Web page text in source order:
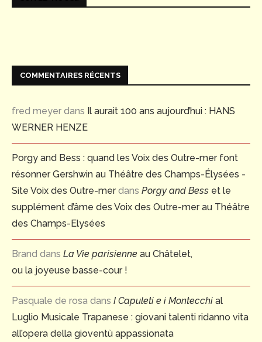
COMMENTAIRES RÉCENTS
fred meyer dans Il aurait 100 ans aujourd’hui : HANS
WERNER HENZE
Porgy and Bess : quand les Voix des Outre-mer font
résonner Gershwin au Théâtre des Champs-Élysées -
Site Voix des Outre-merdans Porgy and Bess et le
supplément d’âme des Voix des Outre-mer au Théâtre
des Champs-Elysées
Brand dans La Vie parisienne au Châtelet,
ou la joyeuse basse-cour !
Pasquale de rosa dans I Capuleti e i Montecchi al
Luglio Musicale Trapanese : giovani talenti ridanno vita
all’opera della gioventù appassionata